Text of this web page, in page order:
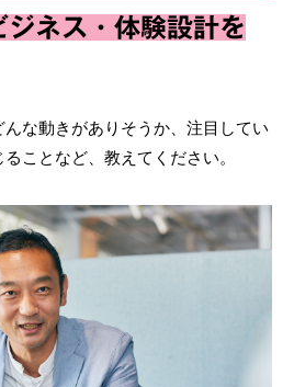
ジネス・体験設計を
な動きがありそうか、注目してい
ことなど、教えてください。